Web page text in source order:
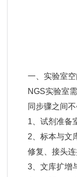
一、实验室
NGS实验室
同步骤之间
1、试剂准备
2、标本与文
修复、接头连
3、文库扩增